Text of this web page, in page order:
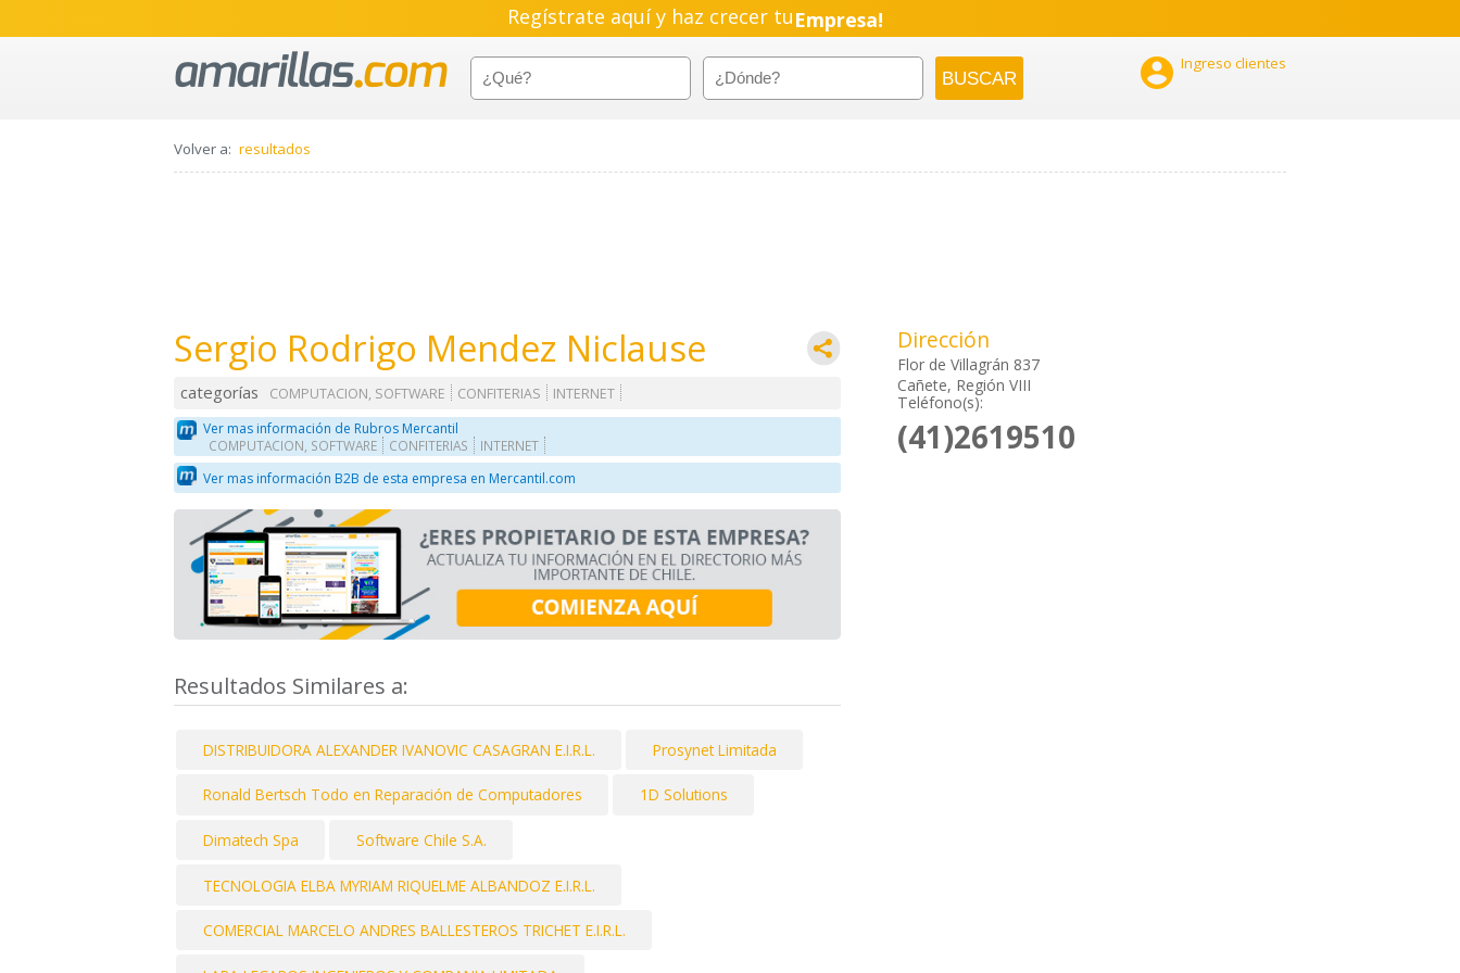
Regístrate aquí y haz crecer tuEmpresa!
Negocio!
Pyme!
 Ingreso clientes
Volver a: resultados
Sergio Rodrigo Mendez Niclause
categorías COMPUTACION, SOFTWARE CONFITERIAS
INTERNET
Ver mas información de Rubros Mercantil
COMPUTACION, SOFTWARE CONFITERIAS INTERNET
Ver mas información B2B de esta empresa en Mercantil.com
Resultados Similares a:
DISTRIBUIDORA ALEXANDER IVANOVIC CASAGRAN E.I.R.L. Prosynet Limitada
Ronald Bertsch Todo en Reparación de Computadores 1D Solutions
Dimatech Spa Software Chile S.A.
TECNOLOGIA ELBA MYRIAM RIQUELME ALBANDOZ E.I.R.L.
COMERCIAL MARCELO ANDRES BALLESTEROS TRICHET E.I.R.L.
Dirección
Flor de Villagrán 837
Cañete, Región VIII
Teléfono(s):
(41)2619510